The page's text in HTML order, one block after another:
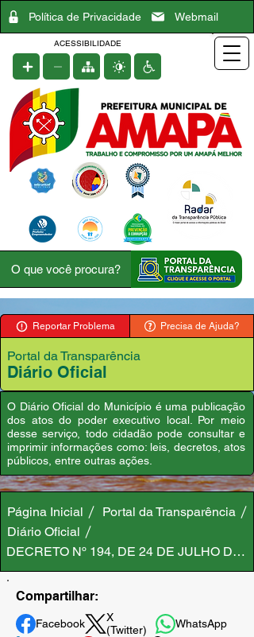
Política de Privacidade Webmail
ACESSIBILIDADE
Reportar Problema Precisa de Ajuda?
Portal da Transparência
Diário Oficial
O Diário Oficial do Município é uma publicação
dos atos do poder executivo local. Por meio
desse serviço, todo cidadão pode consultar e
imprimir informações como: leis, decretos, atos
públicos, entre outras ações.
Página Inicial
Portal da Transparência
Diário Oficial
DECRETO Nº 194, DE 24 DE JULHO DE
Compartilhar:
Facebook
X
(Twitter)
WhatsApp